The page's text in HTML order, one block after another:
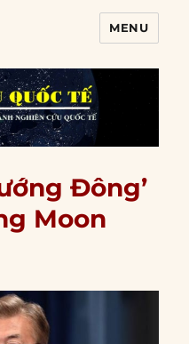
MENU
Đông’
Moon